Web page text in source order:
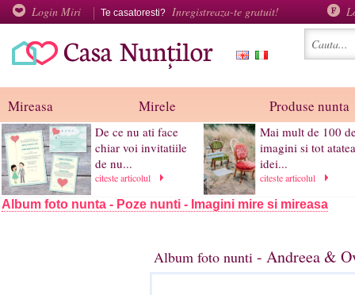
Login Miri Te casatoresti? Inregistreaza-te gratuit!
Mireasa Mirele Produse nunta
De ce nu ati face
chiar voi invitatiile
de nu...
citeste articolul
Mai mult de 100
imagini si tot atatea
idei...
citeste articolul
Album foto nunta - Poze nunti - Imagini mire si mireasa
Album foto nunti - Andreea &